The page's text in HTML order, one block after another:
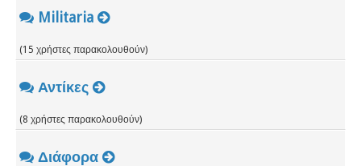
Militaria
(15 χρήστες παρακολουθούν)
Αντίκες
(8 χρήστες παρακολουθούν)
Διάφορα